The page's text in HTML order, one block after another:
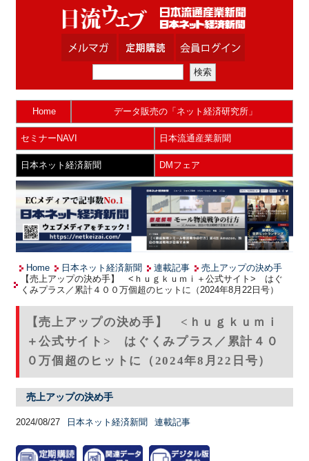
Home データ販売の「ネット経済研究所」
セミナーNAVI 日本流通産業新聞
日本ネット経済新聞 DMフェア
Home 日本ネット経済新聞 連載記事
売上アップの決め手
【売上アップの決め手】 <ｈｕｇｋｕｍｉ＋公式サイト> はぐ
くみプラス／累計４００万個超のヒットに（2024年8月22日号）
【売上アップの決め手】 <ｈｕｇｋｕｍｉ
＋公式サイト> はぐくみプラス／累計４０
０万個超のヒットに（2024年8月22日号）
売上アップの決め手
2024/08/27 日本ネット経済新聞 連載記事